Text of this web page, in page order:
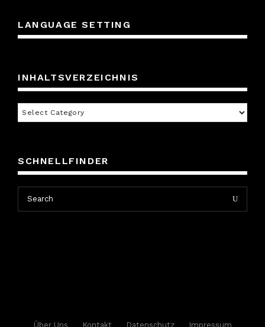
LANGUAGE SETTING
INHALTSVERZEICHNIS
Inhaltsverzeichnis
SCHNELLFINDER
Search
Über Uns Kontakt Datenschutz Impressum